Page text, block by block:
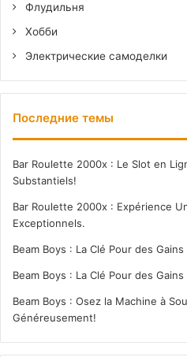
Флудильня
Хобби
Электрические самоделки
Последние темы
Bar Roulette 2000x : Le Slot en
Substantiels!
Bar Roulette 2000x : Expérience
Exceptionnels.
Beam Boys : La Clé Pour des
Beam Boys : La Clé Pour des
Beam Boys : Osez la Machine à
Généreusement!